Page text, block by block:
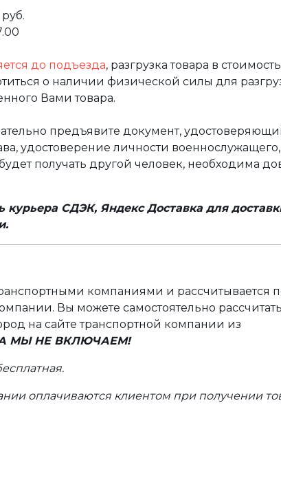
до подъезда, разгрузка товара в
о наличии физической силы для
Вами товара.
предъявите документ,
удостоверение личности военнослужащего,
получать другой человек, необходима
курьера СДЭК, Яндекс Доставка для
компаниями и рассчитывается
Вы можете самостоятельно
на сайте транспортной компании из
МЫ НЕ ВКЛЮЧАЕМ!
оплачиваются клиентом при получении